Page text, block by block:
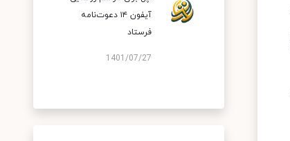
آیفون ۱۴ دعوت‌نامه
فرستاد
1401/07/27